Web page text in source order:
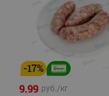
-17%
9.99 руб./кг